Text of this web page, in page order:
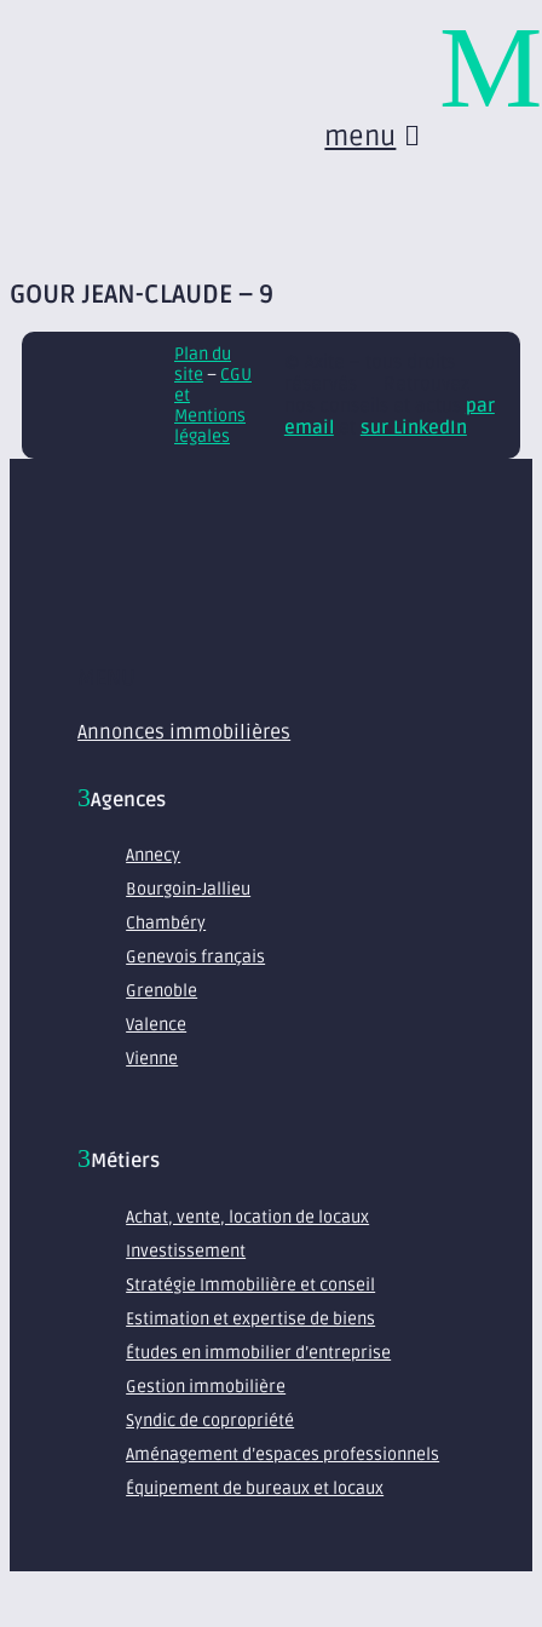
menu
GOUR JEAN-CLAUDE – 9
Plan du
site – CGU
et
Mentions
légales
par
email
sur LinkedIn
Annonces immobilières
Agences
Annecy
Bourgoin-Jallieu
Chambéry
Genevois français
Grenoble
Valence
Vienne
Métiers
Achat, vente, location de locaux
Investissement
Stratégie Immobilière et conseil
Estimation et expertise de biens
Études en immobilier d’entreprise
Gestion immobilière
Syndic de copropriété
Aménagement d’espaces professionnels
Équipement de bureaux et locaux
M